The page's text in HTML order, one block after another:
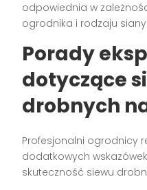
odpowiednia w
ogrodnika i rodzaju
Porady
dotyczące
drobnych
Profesjonalni ogrodnicy
dodatkowych
skuteczność siewu